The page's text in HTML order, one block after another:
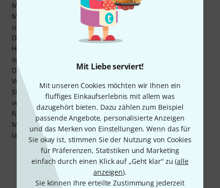
Mit Liebe serviert!
Mit unseren Cookies möchten wir Ihnen ein
fluffiges Einkaufserlebnis mit allem was
dazugehört bieten. Dazu zählen zum Beispiel
passende Angebote, personalisierte Anzeigen
und das Merken von Einstellungen. Wenn das für
Sie okay ist, stimmen Sie der Nutzung von Cookies
für Präferenzen, Statistiken und Marketing
einfach durch einen Klick auf „Geht klar“ zu (alle
anzeigen).
Sie können Ihre erteilte Zustimmung jederzeit
Mit der Shure RPW 116 SM 87 Cartridge kann auf eine
Mikrofonkapsel zurückgegriffen werden, wenn Gesang klar
und deutlich übertragen werden oder ein
Diskussionsbeitrag aus dem Publikum präzise ohne
Hintergrundgeräusche ausfallen soll. Sie kann somit eine
optimale Ergänzung zu einem professionellen
Drahtlossystem für Verleiher und Betreiber großer
Veranstaltungsstätten wie Theater, Musicals und
Stadthallen darstellen. Bei diesem System kann aus
verschiedenen Optionen für Mikrofonkapseln mit Bedacht
für eine Live-Situation ausgewählt werden. Da sich
Mikrofonkapseln bei bestimmten Handsendern wechseln
lassen, können somit Kosten und Platz gespart werden.
Zubehör & passende Artikel